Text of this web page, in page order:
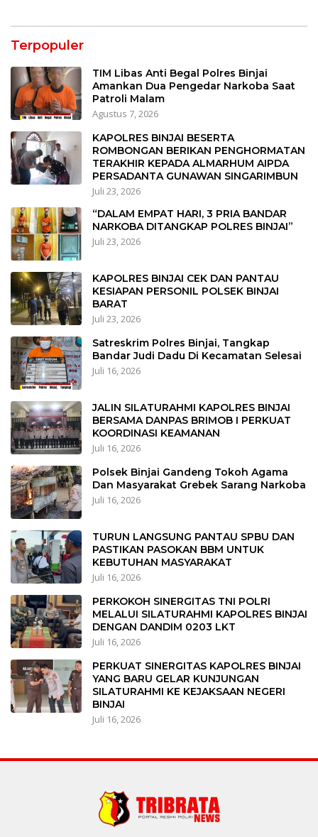
Terpopuler
TIM Libas Anti Begal Polres Binjai
Amankan Dua Pengedar Narkoba Saat
Patroli Malam
Agustus 7, 2026
KAPOLRES BINJAI BESERTA
ROMBONGAN BERIKAN PENGHORMATAN
TERAKHIR KEPADA ALMARHUM AIPDA
PERSADANTA GUNAWAN SINGARIMBUN
Juli 23, 2026
“DALAM EMPAT HARI, 3 PRIA BANDAR
NARKOBA DITANGKAP POLRES BINJAI”
Juli 23, 2026
KAPOLRES BINJAI CEK DAN PANTAU
KESIAPAN PERSONIL POLSEK BINJAI
BARAT
Juli 23, 2026
Satreskrim Polres Binjai, Tangkap
Bandar Judi Dadu Di Kecamatan Selesai
Juli 16, 2026
JALIN SILATURAHMI KAPOLRES BINJAI
BERSAMA DANPAS BRIMOB I PERKUAT
KOORDINASI KEAMANAN
Juli 16, 2026
Polsek Binjai Gandeng Tokoh Agama
Dan Masyarakat Grebek Sarang Narkoba
Juli 16, 2026
TURUN LANGSUNG PANTAU SPBU DAN
PASTIKAN PASOKAN BBM UNTUK
KEBUTUHAN MASYARAKAT
Juli 16, 2026
PERKOKOH SINERGITAS TNI POLRI
MELALUI SILATURAHMI KAPOLRES BINJAI
DENGAN DANDIM 0203 LKT
Juli 16, 2026
PERKUAT SINERGITAS KAPOLRES BINJAI
YANG BARU GELAR KUNJUNGAN
SILATURAHMI KE KEJAKSAAN NEGERI
BINJAI
Juli 16, 2026